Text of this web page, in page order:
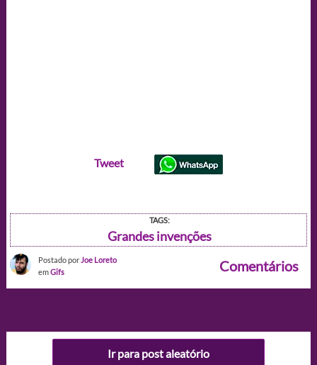
Tweet
TAGS:
Grandes invenções
Postado por Joe Loreto
emGifs Comentários
Ir para post aleatório